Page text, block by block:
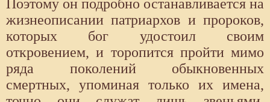
Поэтому он подробно останавливается на
жизнеописании патриархов и пророков,
которых бог удостоил своим
откровением, и торопится пройти мимо
ряда поколений обыкновенных
смертных, упоминая только их имена,